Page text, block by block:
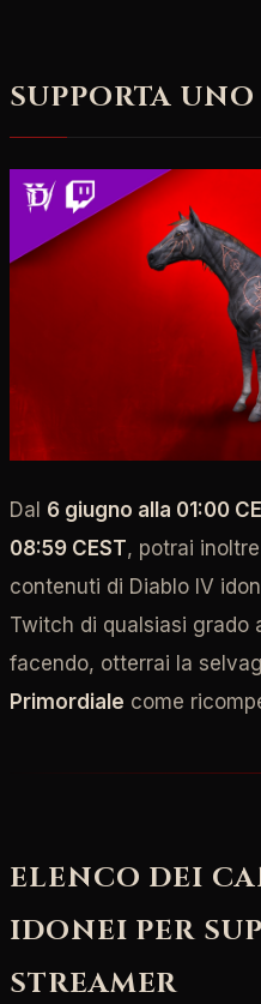
SUPPORTA
Dal 6 giugno alla 01:00
08:59 CEST, potrai
contenuti di Diablo IV
Twitch di qualsiasi grado
facendo, otterrai la
Primordiale come
ELENCO DEI
IDONEI PER
STREAMER